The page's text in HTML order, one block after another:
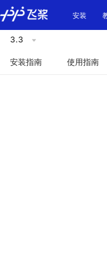
\u200E
安装
3.3
安装指南 使用指南